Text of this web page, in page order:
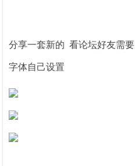
分享一套新的 看论坛好友需要
字体自己设置